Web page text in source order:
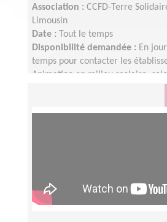
Association : CCFD-Terre
Limousin
Date :
Tout le temps
Disponibilité demandée : En
temps pour contacter les
Animation en milieu scolaire,